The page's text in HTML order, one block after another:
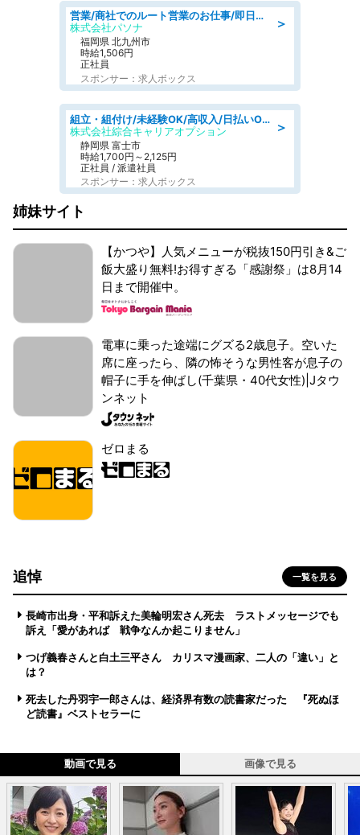
＞
営業/商社でのルート営業のお仕事/即日勤務可/車通勤可/営業
株式会社パソナ
福岡県 北九州市
時給1,506円
正社員
スポンサー：求人ボックス
＞
組立・組付け/未経験OK/高収入/日払いOK/寮費無料/交替制
株式会社綜合キャリアオプション
静岡県 富士市
時給1,700円～2,125円
正社員 / 派遣社員
スポンサー：求人ボックス
姉妹サイト
【かつや】人気メニューが税抜150円引き&ご
飯大盛り無料!お得すぎる「感謝祭」は8月14
日まで開催中。
電車に乗った途端にグズる2歳息子。空いた
席に座ったら、隣の怖そうな男性客が息子の
帽子に手を伸ばし(千葉県・40代女性)|Jタウ
ンネット
ゼロまる
追悼 一覧を見る
長崎市出身・平和訴えた美輪明宏さん死去 ラストメッセージでも
訴え「愛があれば 戦争なんか起こりません」
つげ義春さんと白土三平さん カリスマ漫画家、二人の「違い」と
は？
死去した丹羽宇一郎さんは、経済界有数の読書家だった 『死ぬほ
ど読書』ベストセラーに
動画で見る 画像で見る